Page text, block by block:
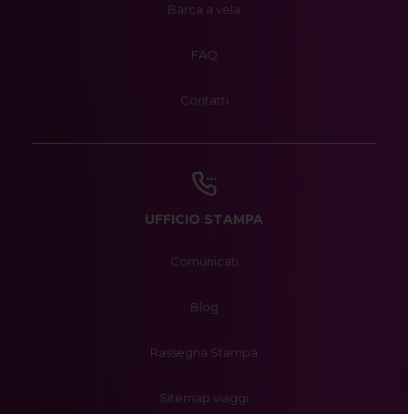
Barca a vela
FAQ
Contatti
UFFICIO STAMPA
Comunicati
Blog
Rassegna Stampa
Sitemap viaggi